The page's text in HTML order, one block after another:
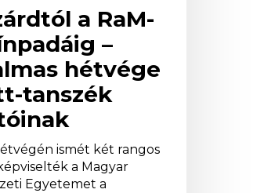
a RaM-
–
hétvége
tanszék
ismét két rangos
a Magyar
Egyetemet a